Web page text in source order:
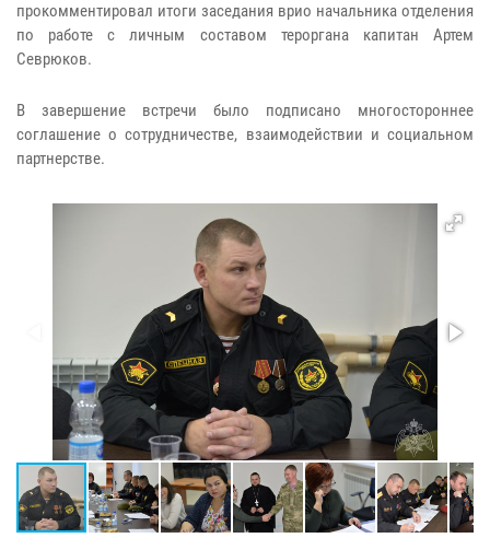
прокомментировал итоги заседания врио начальника отделения
по работе с личным составом тероргана капитан Артем
Севрюков.
В завершение встречи было подписано многостороннее
соглашение о сотрудничестве, взаимодействии и социальном
партнерстве.